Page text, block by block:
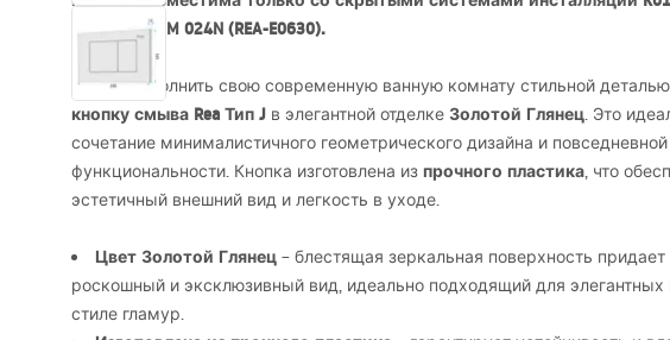
E0054) иSLIM 024N (REA-E0630).
Хотите дополнить свою современную ванную комнату стильной
кнопку смыва Rea Тип J в элегантной отделке Золотой Глянец. Это
сочетание минималистичного геометрического дизайна и повседневной
функциональности. Кнопка изготовлена из прочного пластика, что
эстетичный внешний вид и легкость в уходе.
Цвет Золотой Глянец – блестящая зеркальная поверхность придает
роскошный и эксклюзивный вид, идеально подходящий для элегантных
стиле гламур.